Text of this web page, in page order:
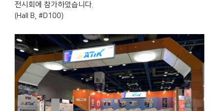
전시회에 참가하였습니다.
(Hall B, #D100)